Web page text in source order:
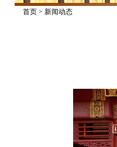
首页> 新闻动态